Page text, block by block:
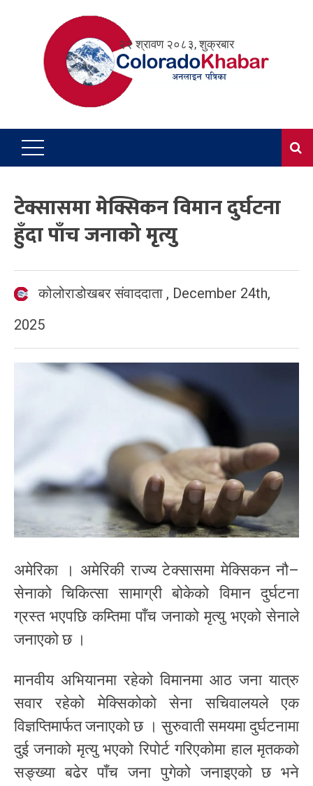
२२ श्रावण २०८३, शुक्रबार
टेक्सासमा मेक्सिकन विमान दुर्घटना
हुँदा पाँच जनाको मृत्यु
कोलोराडोखबर संवाददाता , December 24th,
2025
अमेरिका । अमेरिकी राज्य टेक्सासमा मेक्सिकन नौ–
सेनाको चिकित्सा सामाग्री बोकेको विमान दुर्घटना
ग्रस्त भएपछि कम्तिमा पाँच जनाको मृत्यु भएको सेनाले
जनाएको छ ।
मानवीय अभियानमा रहेको विमानमा आठ जना यात्रु
सवार रहेको मेक्सिकोको सेना सचिवालयले एक
विज्ञप्तिमार्फत जनाएको छ । सुरुवाती समयमा दुर्घटनामा
दुई जनाको मृत्यु भएको रिपोर्ट गरिएकोमा हाल मृतकको
सङ्ख्या बढेर पाँच जना पुगेको जनाइएको छ भने